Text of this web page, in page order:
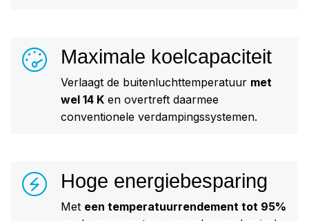
Maximale koelcapaciteit
Verlaagt de buitenluchttemperatuur met
wel 14 K en overtreft daarmee
conventionele verdampingssystemen.
Hoge energiebesparing
Met een temperatuurrendement tot 95%